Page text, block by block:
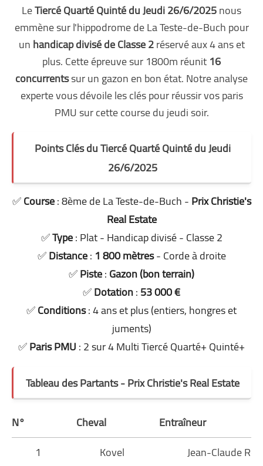
LeTiercé Quarté Quinté du Jeudi 26/6/2025nous
emmène sur l'hippodrome de La Teste-de-Buch pour
unhandicap divisé de Classe 2réservé aux 4 ans et
plus. Cette épreuve sur 1800m réunit16
concurrentssur un gazon en bon état. Notre analyse
experte vous dévoile les clés pour réussir vos paris
PMU sur cette course du jeudi soir.
Points Clés du Tiercé Quarté Quinté du Jeudi
26/6/2025
✅Course: 8ème de La Teste-de-Buch -Prix Christie's
Real Estate
✅Type: Plat - Handicap divisé - Classe 2
✅Distance: 1 800 mètres- Corde à droite
✅Piste:Gazon (bon terrain)
✅Dotation:53 000 €
✅Conditions: 4 ans et plus (entiers, hongres et
juments)
✅Paris PMU: 2 sur 4 Multi Tiercé Quarté+ Quinté+
Tableau des Partants - Prix Christie's Real Estate
N° Cheval
Entraîneur
1
Kovel Jean-Claude